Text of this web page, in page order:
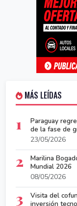
MÁS LEÍDAS
1
Paraguay
de la fase de
23/05/2026
2
Marilina
Mundial 2026
08/05/2026
3
Visita del
inversión